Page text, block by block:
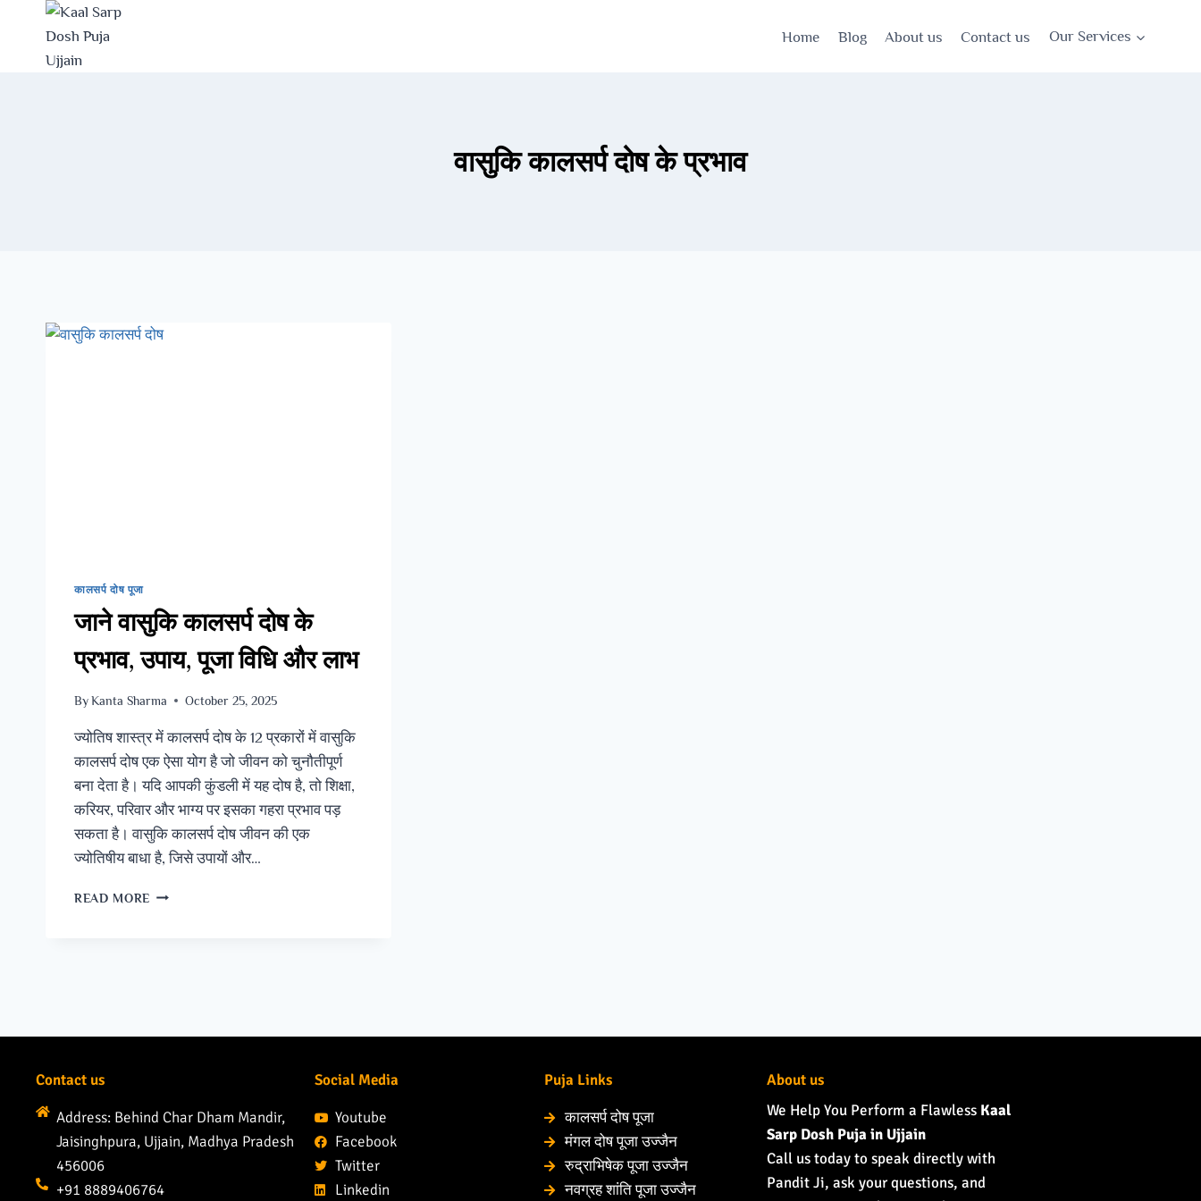
Home Blog About us Contact us Our Services
वासुकि कालसर्प दोष के प्रभाव
कालसर्प दोष पूजा
जाने वासुकि कालसर्प दोष के
प्रभाव, उपाय, पूजा विधि और लाभ
By Kanta Sharma October 25, 2025
ज्योतिष शास्त्र में कालसर्प दोष के 12 प्रकारों में वासुकि
कालसर्प दोष एक ऐसा योग है जो जीवन को चुनौतीपूर्ण
बना देता है। यदि आपकी कुंडली में यह दोष है, तो शिक्षा,
करियर, परिवार और भाग्य पर इसका गहरा प्रभाव पड़
सकता है। वासुकि कालसर्प दोष जीवन की एक
ज्योतिषीय बाधा है, जिसे उपायों और…
READ MORE
Contact us
Address: Behind Char Dham Mandir,
Jaisinghpura, Ujjain, Madhya Pradesh
456006
+91 8889406764
Social Media
Youtube
Facebook
Twitter
Linkedin
Puja Links
कालसर्प दोष पूजा
मंगल दोष पूजा उज्जैन
रुद्राभिषेक पूजा उज्जैन
नवग्रह शांति पूजा उज्जैन
About us
We Help You Perform a Flawless Kaal
Sarp Dosh Puja in Ujjain
Call us today to speak directly with
Pandit Ji, ask your questions, and